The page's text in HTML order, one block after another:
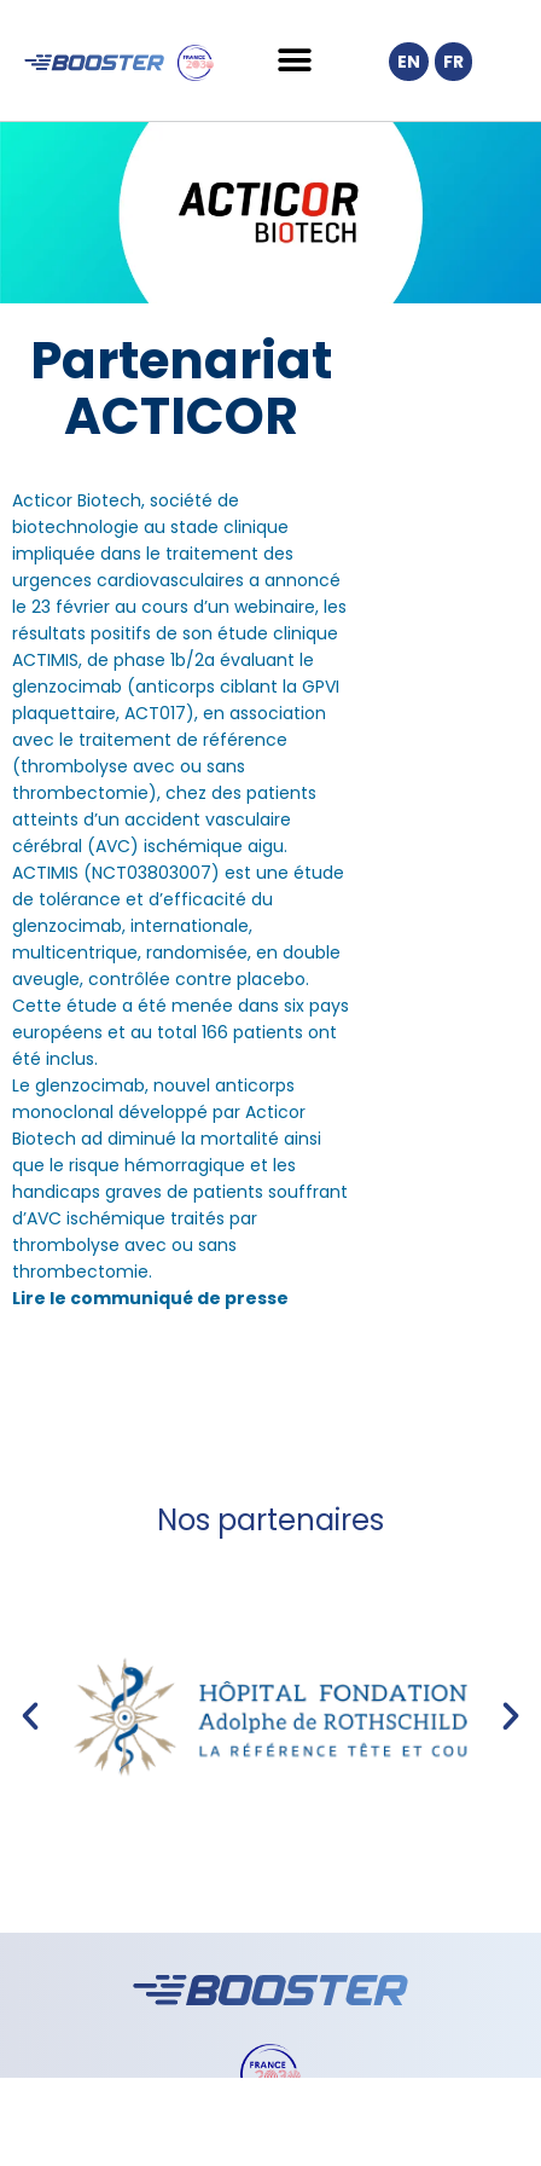
EN FR
Partenariat
ACTICOR
Acticor Biotech, société de
biotechnologie au stade clinique
impliquée dans le traitement des
urgences cardiovasculaires a annoncé
le 23 février au cours d’un webinaire, les
résultats positifs de son étude clinique
ACTIMIS, de phase 1b/2a évaluant le
glenzocimab (anticorps ciblant la GPVI
plaquettaire, ACT017), en association
avec le traitement de référence
(thrombolyse avec ou sans
thrombectomie), chez des patients
atteints d’un accident vasculaire
cérébral (AVC) ischémique aigu.
ACTIMIS (NCT03803007) est une étude
de tolérance et d’efficacité du
glenzocimab, internationale,
multicentrique, randomisée, en double
aveugle, contrôlée contre placebo.
Cette étude a été menée dans six pays
européens et au total 166 patients ont
été inclus.
Le glenzocimab, nouvel anticorps
monoclonal développé par Acticor
Biotech ad diminué la mortalité ainsi
que le risque hémorragique et les
handicaps graves de patients souffrant
d’AVC ischémique traités par
thrombolyse avec ou sans
thrombectomie.
Lire le communiqué de presse
Nos partenaires